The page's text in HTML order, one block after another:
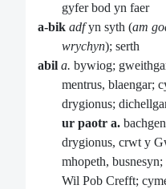
gyfer bod yn faer
a-bik adfyn syth (am
wrychyn); serth
abil a. bywiog;
mentrus, blaengar;
drygionus;
ur paotr a.
drygionus, crwt y
mhopeth,
Wil Pob Crefft;